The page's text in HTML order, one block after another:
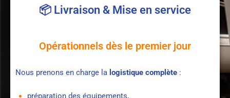
📦 Livraison & Mise en service
Opérationnels dès le premier jour
Nous prenons en charge la logistique complète :
préparation des équipements,